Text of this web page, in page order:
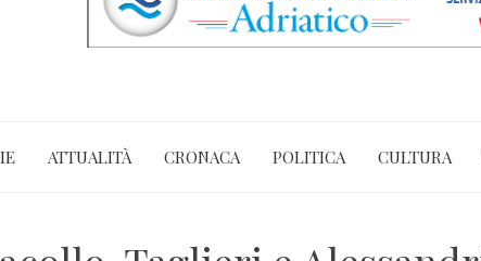
ATTUALITÀ CRONACA POLITICA CULTURA